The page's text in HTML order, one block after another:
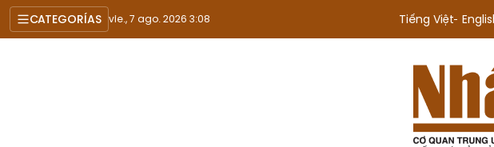
CATEGORÍAS vie., 7 ago. 2026 3:08 Tiếng Việt